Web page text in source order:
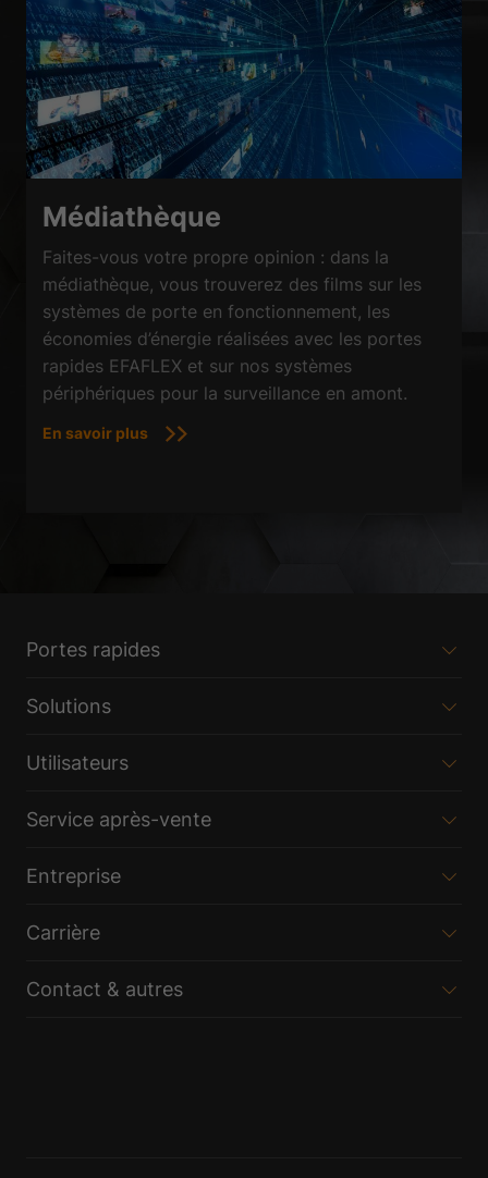
Médiathèque
Faites-vous votre propre opinion : dans la
médiathèque, vous trouverez des films sur les
systèmes de porte en fonctionnement, les
économies d’énergie réalisées avec les portes
rapides EFAFLEX et sur nos systèmes
périphériques pour la surveillance en amont.
En savoir plus
Portes rapides
Solutions
Utilisateurs
Service après-vente
Entreprise
Carrière
Contact & autres